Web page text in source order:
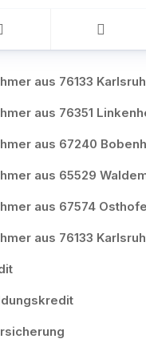
aus 76133
aus 76351
aus 67240
aus 65529
aus 67574
aus 76133